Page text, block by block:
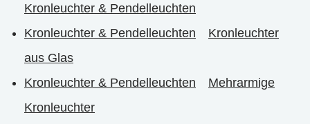
Kronleuchter & Pendelleuchten
Kronleuchter & Pendelleuchten
Kronleuchter
aus Glas
Kronleuchter & Pendelleuchten
Mehrarmige
Kronleuchter